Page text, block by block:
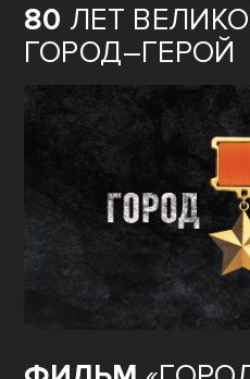
80 ЛЕТ
ГОРОД–ГЕРОЙ